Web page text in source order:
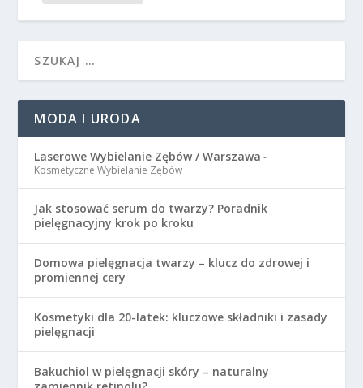
MODA I URODA
Laserowe Wybielanie Zębów / Warszawa -
Kosmetyczne Wybielanie Zębów
Jak stosować serum do twarzy? Poradnik
pielęgnacyjny krok po kroku
Domowa pielęgnacja twarzy – klucz do zdrowej i
promiennej cery
Kosmetyki dla 20-latek: kluczowe składniki i zasady
pielęgnacji
Bakuchiol w pielęgnacji skóry – naturalny